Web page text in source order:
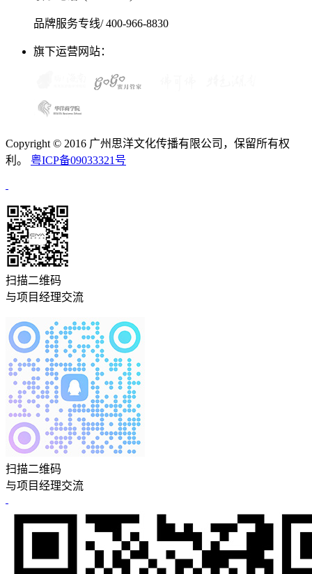
品牌服务专线/ 400-966-8830
旗下运营网站：
Copyright © 2016 广州思洋文化传播有限公司，保留所有权
利。 粤ICP备09033321号
扫描二维码
与项目经理交流
扫描二维码
与项目经理交流